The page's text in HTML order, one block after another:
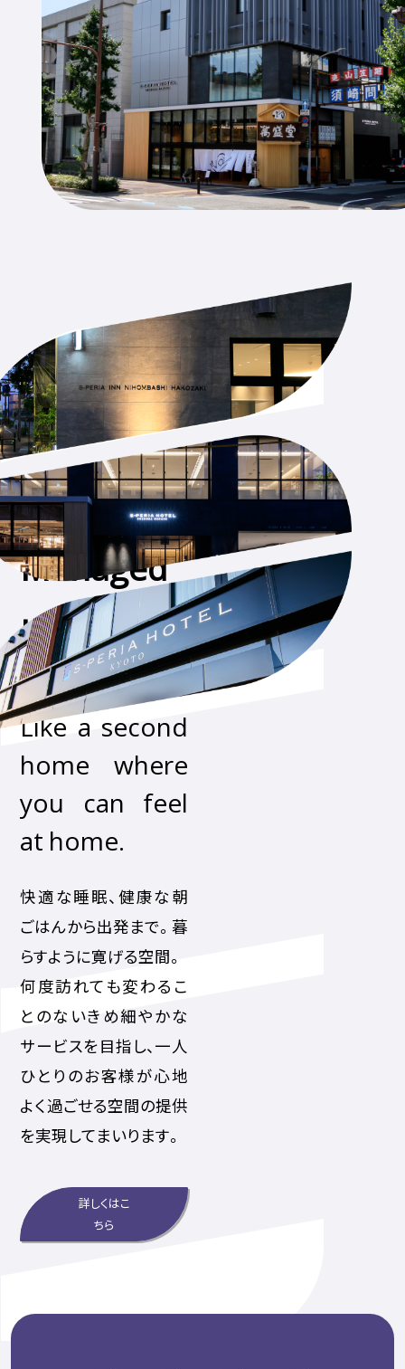
Managed
Hotels
運営ホテル
Like a second
home where
you can feel
at home.
快適な睡眠、健康な朝
ごはんから出発まで。暮
らすように寛げる空間。
何度訪れても変わるこ
とのないきめ細やかな
サービスを目指し、一人
ひとりのお客様が心地
よく過ごせる空間の提供
を実現してまいります。
詳しくはこ
ちら